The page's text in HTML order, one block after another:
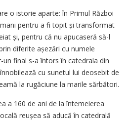
o istorie aparte: în Primul Război
pentru a fi topit și transformat
și, pentru că nu apucaseră să-l
diferite așezări cu numele
un final s-a întors în catedrala din
cu sunetul lui deosebit de
la rugăciune la marile sărbători.
a 160 de ani de la întemeierea
reușea să aducă în catedrală